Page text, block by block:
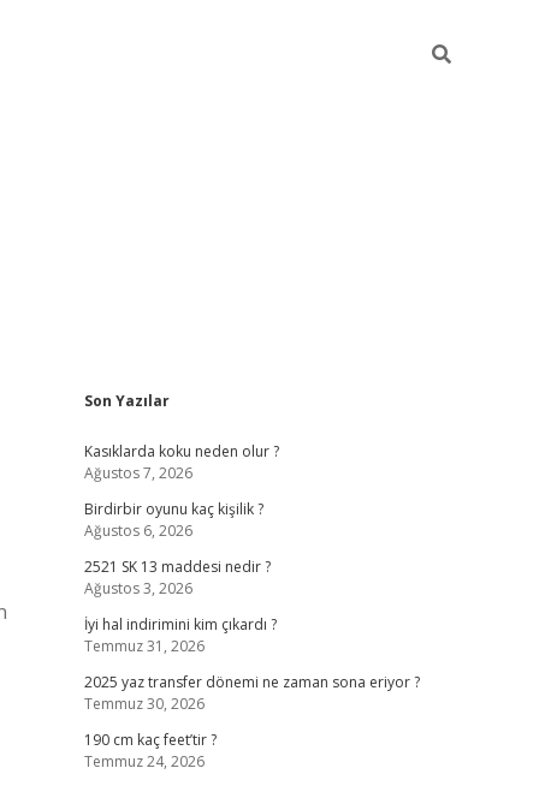
Sidebar
Son Yazılar
Kasıklarda koku neden olur ?
Ağustos 7, 2026
Birdirbir oyunu kaç kişilik ?
Ağustos 6, 2026
2521 SK 13 maddesi nedir ?
Ağustos 3, 2026
İyi hal indirimini kim çıkardı ?
Temmuz 31, 2026
2025 yaz transfer dönemi ne zaman sona eriyor ?
Temmuz 30, 2026
190 cm kaç feet’tir ?
Temmuz 24, 2026